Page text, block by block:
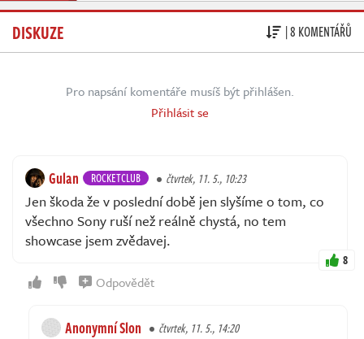
DISKUZE | 8 KOMENTÁŘŮ
Pro napsání komentáře musíš být přihlášen.
Přihlásit se
Gulan ROCKETCLUB čtvrtek, 11. 5., 10:23
Jen škoda že v poslední době jen slyšíme o tom, co
všechno Sony ruší než reálně chystá, no tem
showcase jsem zvědavej.
8
Odpovědět
Anonymní Slon čtvrtek, 11. 5., 14:20